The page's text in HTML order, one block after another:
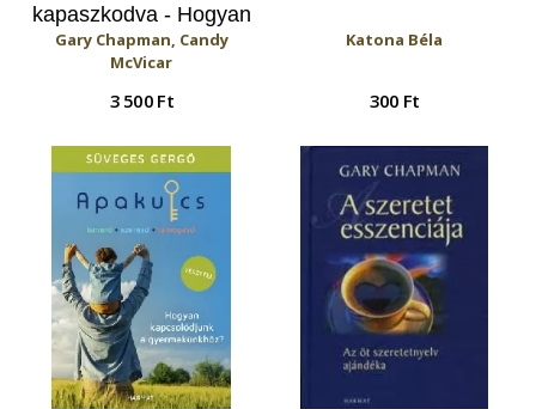
kapaszkodva - Hogyan
segít az öt
vendégbabát gyászoló
szülőknek
Gary Chapman, Candy
McVicar
3 500 Ft
Katona Béla
300 Ft